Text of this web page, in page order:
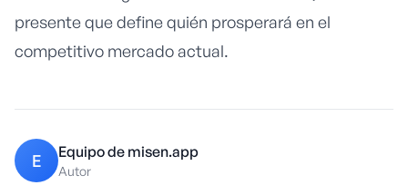
presente que define quién prosperará en el
competitivo mercado actual.
E Equipo de misen.app
Autor